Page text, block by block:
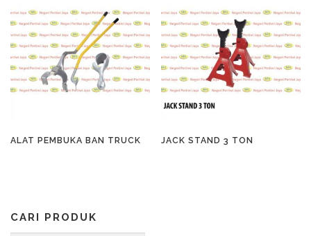
ALAT PEMBUKA BAN TRUCK JACK STAND 3 TON
CARI PRODUK